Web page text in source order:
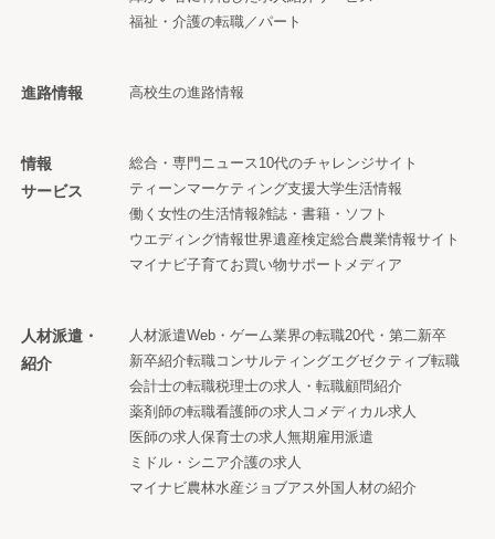
福祉・介護の転職／パート
進路情報 高校生の進路情報
情報
サービス
総合・専門ニュース 10代のチャレンジサイト
ティーンマーケティング支援大学生活情報
働く女性の生活情報雑誌・書籍・ソフト
ウエディング情報世界遺産検定総合農業情報サイト
マイナビ子育てお買い物サポートメディア
人材派遣・
紹介
人材派遣Web・ゲーム業界の転職20代・第二新卒
新卒紹介転職コンサルティングエグゼクティブ転職
会計士の転職税理士の求人・転職顧問紹介
薬剤師の転職看護師の求人 コメディカル求人
医師の求人 保育士の求人 無期雇用派遣
ミドル・シニア介護の求人
マイナビ農林水産ジョブアス外国人材の紹介